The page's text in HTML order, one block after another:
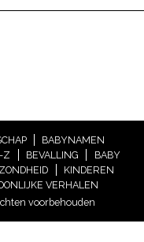
BABYNAMEN
Z BEVALLING
BABY
KINDEREN
VERHALEN
voorbehouden